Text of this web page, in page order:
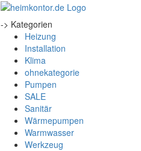
-> Kategorien
Heizung
Installation
Klima
ohnekategorie
Pumpen
SALE
Sanitär
Wärmepumpen
Warmwasser
Werkzeug